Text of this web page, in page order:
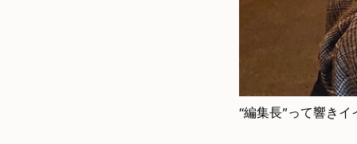
“編集長”って響き